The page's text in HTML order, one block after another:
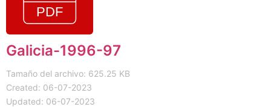
Galicia-1996-97
Tamaño del archivo: 625.25 KB
Created: 06-07-2023
Updated: 06-07-2023